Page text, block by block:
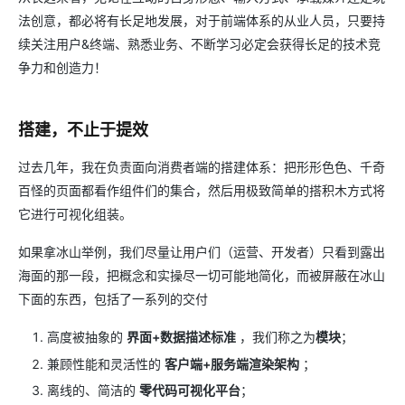
法创意，都必将有长足地发展，对于前端体系的从业人员，只要持
续关注用户&终端、熟悉业务、不断学习必定会获得长足的技术竞
争力和创造力！
搭建，不止于提效
过去几年，我在负责面向消费者端的搭建体系：把形形色色、千奇
百怪的页面都看作组件们的集合，然后用极致简单的搭积木方式将
它进行可视化组装。
如果拿冰山举例，我们尽量让用户们（运营、开发者）只看到露出
海面的那一段，把概念和实操尽一切可能地简化，而被屏蔽在冰山
下面的东西，包括了一系列的交付
高度被抽象的 界面+数据描述标准 ，我们称之为模块；
兼顾性能和灵活性的 客户端+服务端渲染架构 ；
离线的、简洁的 零代码可视化平台；